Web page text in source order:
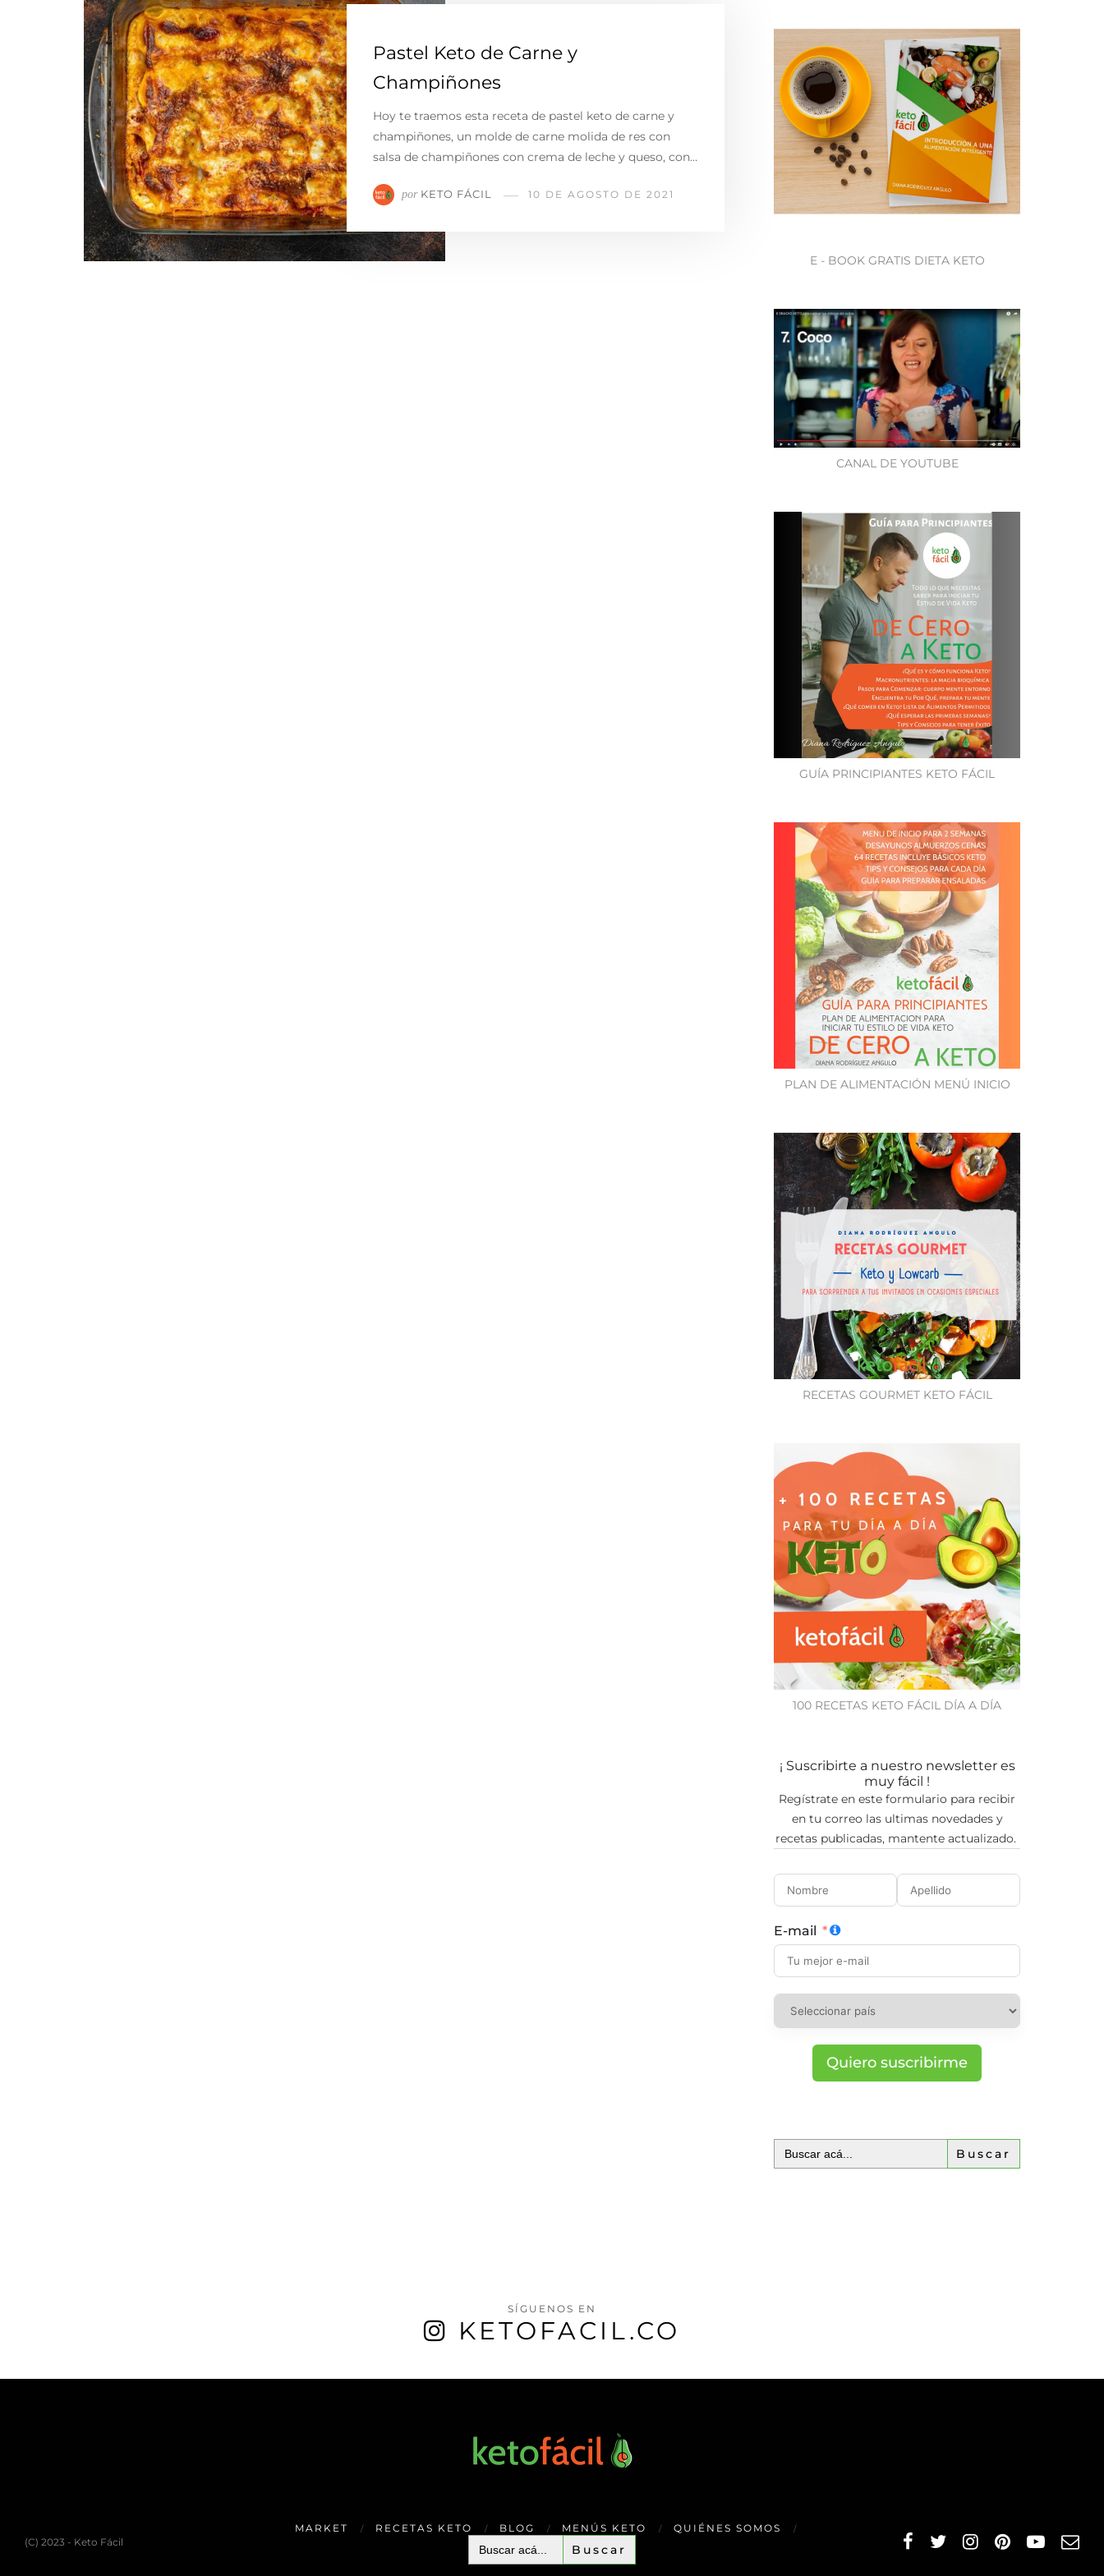
Pastel Keto de Carne y
Champiñones
Hoy te traemos esta receta de pastel keto de carne y
champiñones, un molde de carne molida de res con
salsa de champiñones con crema de leche y queso, con…
por KETO FÁCIL 10 DE AGOSTO DE 2021
E - BOOK GRATIS DIETA KETO
CANAL DE YOUTUBE
GUÍA PRINCIPIANTES KETO FÁCIL
PLAN DE ALIMENTACIÓN MENÚ INICIO
RECETAS GOURMET KETO FÁCIL
100 RECETAS KETO FÁCIL DÍA A DÍA
¡ Suscribirte a nuestro newsletter es
muy fácil !
Regístrate en este formulario para recibir
en tu correo las ultimas novedades y
recetas publicadas, mantente actualizado.
E-mail
Quiero suscribirme
Buscar:
SÍGUENOS EN
KETOFACIL.CO
(C) 2023 - Keto Fácil
MARKET RECETAS KETO BLOG MENÚS KETO QUIÉNES SOMOS
Buscar: